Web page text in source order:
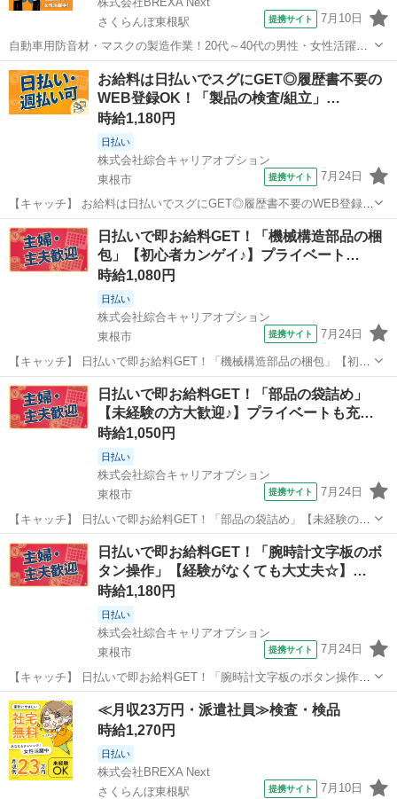
さくらんぼ東根駅
提携サイト 7月10日
自動車用防音材・マスクの製造作業！20代～40代の男性・女性活躍中
★土日祝休み！年間休日125日！マイカー通勤OK！無料駐車場あり！
備品付きワンルーム寮完備！正社員登用あり！日払いあり！クリーン
ルーム内作業！空調完備で快適！...
山形 東根市 さくらんぼ東根駅 その他
お給料は日払いでスグにGET◎履歴書不要の
WEB登録OK！「製品の検査/組立」…
時給1,180円
日払い
株式会社綜合キャリアオプション
東根市
提携サイト 7月24日
【キャッチ】 お給料は日払いでスグにGET◎履歴書不要のWEB登録
OK！「製品の検査/組立」高時給1180円！さくらんぼ東根周辺！20代
～40代のスタッフが多数活躍中★ 【コメント】 製造のお仕事が豊富★
未経験で働いてみた...
山形 東根市 工場
日払いで即お給料GET！「機械構造部品の梱
包」【初心者カンゲイ♪】プライベート…
時給1,080円
日払い
株式会社綜合キャリアオプション
東根市
提携サイト 7月24日
【キャッチ】 日払いで即お給料GET！「機械構造部品の梱包」【初心
者カンゲイ♪】プライベートも充実♪土日祝休!程よい残業でお小遣い稼
ぎ♪高時給1080円！ 【コメント】 弊社なら事前の職場見学が多数！お
仕事安心スタート★★...
山形 東根市 仕分け
日払いで即お給料GET！「部品の袋詰め」
【未経験の方大歓迎♪】プライベートも充…
時給1,050円
日払い
株式会社綜合キャリアオプション
東根市
提携サイト 7月24日
【キャッチ】 日払いで即お給料GET！「部品の袋詰め」【未経験の方
大歓迎♪】プライベートも充実♪土日祝休！程よく残業で収入にプラス♪
高！ 【コメント】 製造のお仕事をお探しにおススメ♪ 「未経験でも出
来る仕事ないかな・・...
山形 東根市 仕分け
日払いで即お給料GET！「腕時計文字板のボ
タン操作」【経験がなくても大丈夫☆】…
時給1,180円
日払い
株式会社綜合キャリアオプション
東根市
提携サイト 7月24日
【キャッチ】 日払いで即お給料GET！「腕時計文字板のボタン操作」
【経験がなくても大丈夫☆】残業ほぼナシ!土日祝休み!ジブンらしく・
髪型自由♪高時給1180円！ 【コメント】 製造のお仕事をお探しにおス
スメ♪ 「未経験で...
山形 東根市 工場
≪月収23万円・派遣社員≫検査・検品
時給1,270円
日払い
株式会社BREXA Next
さくらんぼ東根駅
提携サイト 7月10日